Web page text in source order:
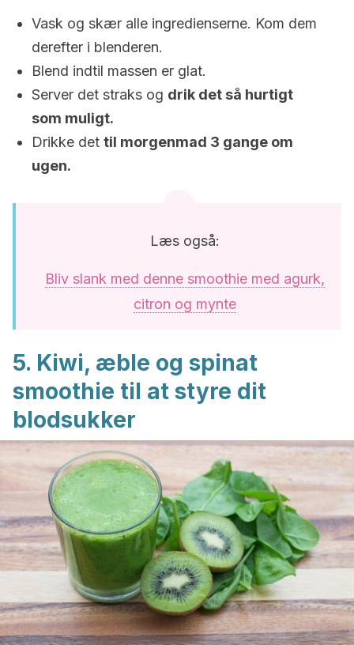
Vask og skær alle ingredienserne. Kom dem
derefter i blenderen.
Blend indtil massen er glat.
Server det straks og drik det så hurtigt
som muligt.
Drikke det til morgenmad 3 gange om
ugen.
Læs også:
Bliv slank med denne smoothie med agurk,
citron og mynte
5. Kiwi, æble og spinat
smoothie til at styre dit
blodsukker